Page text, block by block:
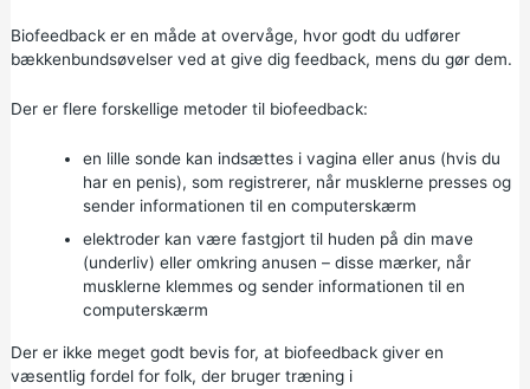
Biofeedback er en måde at overvåge, hvor godt du udfører
bækkenbundsøvelser ved at give dig feedback, mens du gør dem.
Der er flere forskellige metoder til biofeedback:
en lille sonde kan indsættes i vagina eller anus (hvis du
har en penis), som registrerer, når musklerne presses og
sender informationen til en computerskærm
elektroder kan være fastgjort til huden på din mave
(underliv) eller omkring anusen – disse mærker, når
musklerne klemmes og sender informationen til en
computerskærm
Der er ikke meget godt bevis for, at biofeedback giver en
væsentlig fordel for folk, der bruger træning i